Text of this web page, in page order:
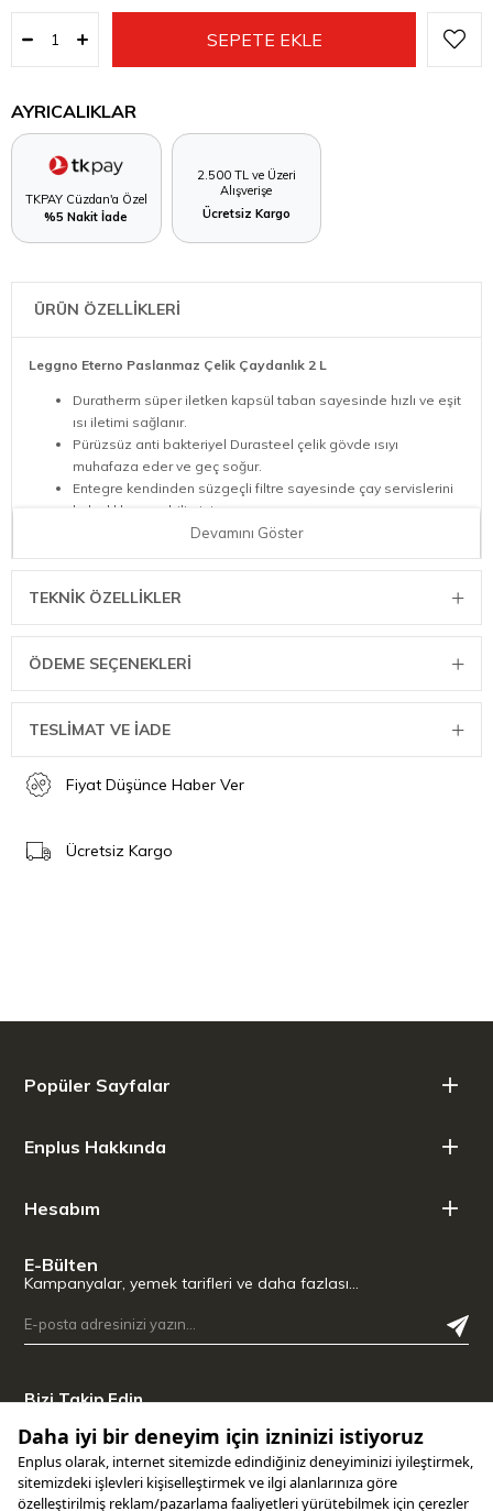
AYRICALIKLAR
TKPAY Cüzdan'a Özel
%5 Nakit İade
2.500 TL ve Üzeri
Alışverişe
Ücretsiz Kargo
ÜRÜN ÖZELLİKLERİ
Leggno Eterno Paslanmaz Çelik Çaydanlık 2 L
Duratherm süper iletken kapsül taban sayesinde hızlı ve eşit
ısı iletimi sağlanır.
Pürüzsüz anti bakteriyel Durasteel çelik gövde ısıyı
muhafaza eder ve geç soğur.
Entegre kendinden süzgeçli filtre sayesinde çay servislerini
kolaylıkla yapabilirsiniz.
Isınmayan özel tasarım kulplar rahat bir tutuş sağlar.
Düşmeyen çelik kapak
Ölçü Bilgisi
Üst Demlik: 1 lt
Devamını Göster
TEKNIK ÖZELLIKLER
ÖDEME SEÇENEKLERI
TESLİMAT VE İADE
Fiyat Düşünce Haber Ver
Ücretsiz Kargo
Popüler Sayfalar
Enplus Hakkında
Hesabım
E-Bülten
Kampanyalar, yemek tarifleri ve daha fazlası…
Bizi Takip Edin